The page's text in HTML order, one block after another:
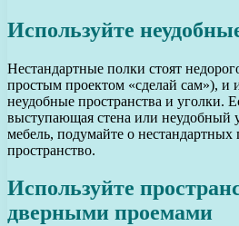
Используйте
Нестандартные полки стоят
простым проектом «сделай сам»), и
неудобные пространства и уголки.
выступающая стена или неудобный
мебель, подумайте о нестандартных
пространство.
Используйте
дверными проемами